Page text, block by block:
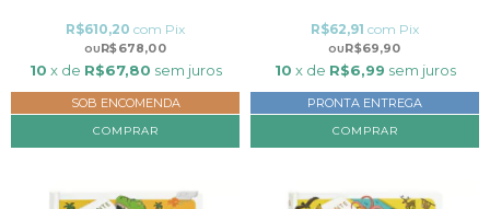
R$678,00
R$610,20 com Pix
10 x de R$67,80 sem juros
SOB ENCOMENDA
COMPRAR
R$69,90
R$62,91 com Pix
10 x de R$6,99 sem juros
PRONTA ENTREGA